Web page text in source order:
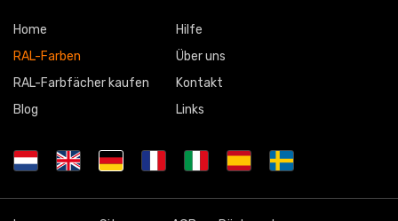
Home
RAL-Farben
RAL-Farbfächer kaufen
Blog
Hilfe
Über uns
Kontakt
Links